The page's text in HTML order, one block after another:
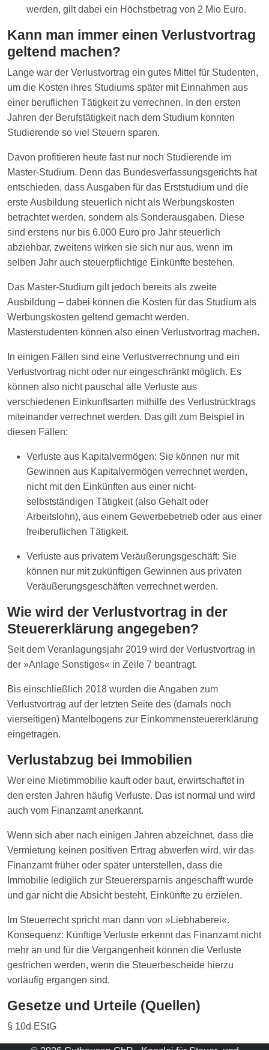
werden, gilt dabei ein Höchstbetrag von 2 Mio Euro.
Kann man immer einen Verlustvortrag
geltend machen?
Lange war der Verlustvortrag ein gutes Mittel für Studenten,
um die Kosten ihres Studiums später mit Einnahmen aus
einer beruflichen Tätigkeit zu verrechnen. In den ersten
Jahren der Berufstätigkeit nach dem Studium konnten
Studierende so viel Steuern sparen.
Davon profitieren heute fast nur noch Studierende im
Master-Studium. Denn das Bundesverfassungsgerichts hat
entschieden, dass Ausgaben für das Erststudium und die
erste Ausbildung steuerlich nicht als Werbungskosten
betrachtet werden, sondern als Sonderausgaben. Diese
sind erstens nur bis 6.000 Euro pro Jahr steuerlich
abziehbar, zweitens wirken sie sich nur aus, wenn im
selben Jahr auch steuerpflichtige Einkünfte bestehen.
Das Master-Studium gilt jedoch bereits als zweite
Ausbildung – dabei können die Kosten für das Studium als
Werbungskosten geltend gemacht werden.
Masterstudenten können also einen Verlustvortrag machen.
In einigen Fällen sind eine Verlustverrechnung und ein
Verlustvortrag nicht oder nur eingeschränkt möglich. Es
können also nicht pauschal alle Verluste aus
verschiedenen Einkunftsarten mithilfe des Verlustrücktrags
miteinander verrechnet werden. Das gilt zum Beispiel in
diesen Fällen:
Verluste aus Kapitalvermögen: Sie können nur mit
Gewinnen aus Kapitalvermögen verrechnet werden,
nicht mit den Einkünften aus einer nicht-
selbstständigen Tätigkeit (also Gehalt oder
Arbeitslohn), aus einem Gewerbebetrieb oder aus einer
freiberuflichen Tätigkeit.
Verluste aus privatem Veräußerungsgeschäft: Sie
können nur mit zukünftigen Gewinnen aus privaten
Veräußerungsgeschäften verrechnet werden.
Wie wird der Verlustvortrag in der
Steuererklärung angegeben?
Seit dem Veranlagungsjahr 2019 wird der Verlustvortrag in
der »Anlage Sonstiges« in Zeile 7 beantragt.
Bis einschließlich 2018 wurden die Angaben zum
Verlustvortrag auf der letzten Seite des (damals noch
vierseitigen) Mantelbogens zur Einkommensteuererklärung
eingetragen.
Verlustabzug bei Immobilien
Wer eine Mietimmobilie kauft oder baut, erwirtschaftet in
den ersten Jahren häufig Verluste. Das ist normal und wird
auch vom Finanzamt anerkannt.
Wenn sich aber nach einigen Jahren abzeichnet, dass die
Vermietung keinen positiven Ertrag abwerfen wird, wir das
Finanzamt früher oder später unterstellen, dass die
Immobilie lediglich zur Steuerersparnis angeschafft wurde
und gar nicht die Absicht besteht, Einkünfte zu erzielen.
Im Steuerrecht spricht man dann von »Liebhaberei«.
Konsequenz: Künftige Verluste erkennt das Finanzamt nicht
mehr an und für die Vergangenheit können die Verluste
gestrichen werden, wenn die Steuerbescheide hierzu
vorläufig ergangen sind.
Gesetze und Urteile (Quellen)
§ 10d EStG